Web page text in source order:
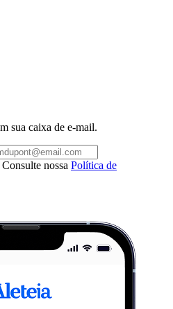
sua caixa de e-mail.
nossa Política de